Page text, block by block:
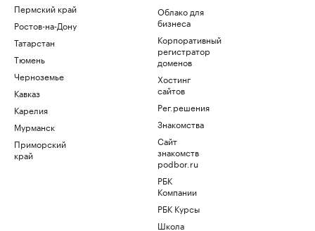
Пермский край
Ростов-на-Дону
Татарстан
Тюмень
Черноземье
Кавказ
Карелия
Мурманск
Приморский
край
Облако для
бизнеса
Корпоративный
регистратор
доменов
Хостинг
сайтов
Рег.решения
Знакомства
Сайт
знакомств
podbor.ru
РБК
Компании
РБК Курсы
Школа